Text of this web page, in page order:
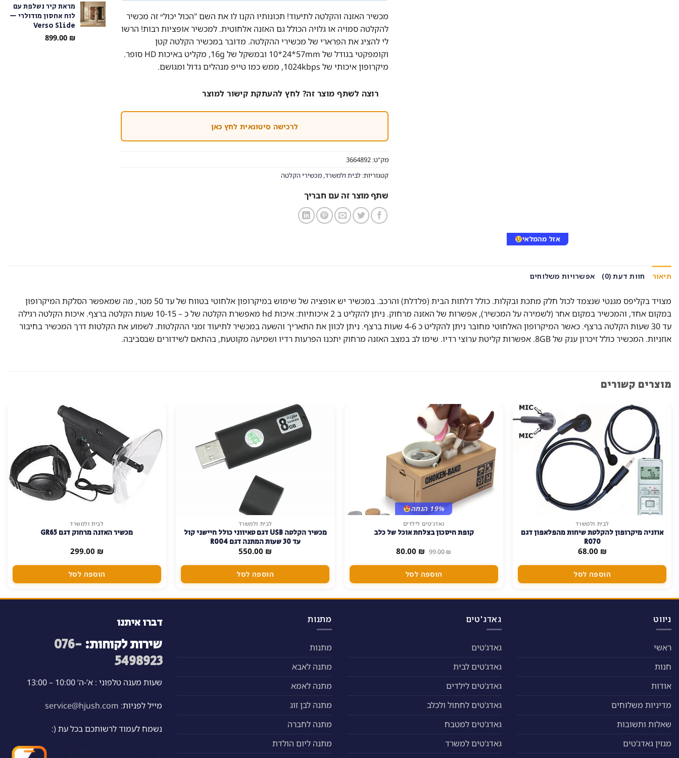
אזל מהמלאי
מכשיר האזנה והקלטה לתיעוד! תכונותיו הקנו לו את השם "הכול יכול״ זה מכשיר
להקלטה סמויה או גלויה הכולל גם האזנה אלחוטית. למכשיר אופציות רבות! הרשו
לי להציג את הפרארי של מכשירי ההקלטה. מדובר במכשיר הקלטה קטן
וקומפקטי בגודל של 10‪*‬24‪*‬57mm ובמשקל של 16g, מקליט באיכות HD סופר.
מיקרופון איכותי של 1024kbps, ממש כמו טייפ מנהלים גדול ומגושם.
רוצה לשתף מוצר זה? לחץ להעתקת קישור למוצר
לרכישה סיטונאית לחץ כאן
מק"ט: 3664892
קטגוריות: לבית ולמשרד, מכשירי הקלטה
שתף מוצר זה עם חבריך
מראת קיר נשלפת עם
לוח אחסון מודולרי —
Verso Slide
899.00 ₪
תיאור חוות דעת (0) אפשרויות משלוחים
מצויד בקליפס מגנטי שנצמד לכול חלק מתכת ובקלות. כולל דלתות הבית (פלדלת) והרכב. במכשיר יש אופציה של שימוש במיקרופון אלחוטי בטווח של עד 50 מטר, מה שמאפשר הסלקת המיקרופון
במקום אחד, והמכשיר במקום אחר (לשמירה על המכשיר), אפשרות של האזנה מרחוק. ניתן להקליט ב 2 איכותיות: איכות hd מאפשרת הקלטה של כ – 10-15 שעות הקלטה ברצף. איכות הקלטה רגילה
עד 30 שעות הקלטה ברצף. כאשר המיקרופון האלחוטי מחובר ניתן להקליט כ 4-6 שעות ברצף. ניתן לכוון את התאריך והשעה במכשיר לתיעוד זמני ההקלטות. לשמוע את הקלטות דרך המכשיר בחיבור
אוזניות. המכשיר כולל זיכרון ענק של 8GB. אפשרות קליטת ערוצי רדיו. שימו לב במצב האזנה מרחוק יתכנו הפרעות רדיו ושמיעה מקוטעת, בהתאם לשידורים שבסביבה.
מוצרים קשורים
לבית ולמשרד
אוזניה מיקרופון להקלטת שיחות מהפלאפון דגם
R070
68.00 ₪
הוספה לסל
19% הנחה
גאדג'טים לילדים
קופת חיסכון בצלחת אוכל של כלב
99.00₪ המחיר
המקורי
היה:
99.00 ₪.
80.00 ₪ המחיר
הוא:
הוספה לסל
לבית ולמשרד
מכשיר הקלטה USB דגם טאיווני כולל חיישני קול
עד 30 שעות המתנה דגם R004
550.00 ₪
הוספה לסל
לבית ולמשרד
מכשיר האזנה מרחוק דגם GR65
299.00 ₪
הוספה לסל
ניווט
ראשי
חנות
אודות
מדיניות משלוחים
שאלות ותשובות
מגזין גאדג'טים
גאדג'טים
גאדג'טים
גאדג'טים לבית
גאדג'טים לילדים
גאדג'טים לחתול ולכלב
גאדג'טים למטבח
גאדג'טים למשרד
מתנות
מתנות
מתנה לאבא
מתנה לאמא
מתנה לבן זוג
מתנה לחברה
מתנה ליום הולדת
דברו איתנו
שירות לקוחות: 076-
5498923
שעות מענה טלפוני : א’-ה’ 10:00 – 13:00
מייל לפניות: service@hjush.com
נשמח לעמוד לרשותכם בכל עת (: